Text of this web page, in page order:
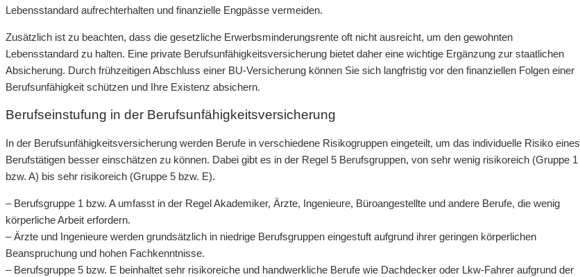
Lebensstandard aufrechterhalten und finanzielle Engpässe vermeiden.
Zusätzlich ist zu beachten, dass die gesetzliche Erwerbsminderungsrente oft nicht ausreicht, um den gewohnten
Lebensstandard zu halten. Eine private Berufsunfähigkeitsversicherung bietet daher eine wichtige Ergänzung zur staatlichen
Absicherung. Durch frühzeitigen Abschluss einer BU-Versicherung können Sie sich langfristig vor den finanziellen Folgen einer
Berufsunfähigkeit schützen und Ihre Existenz absichern.
Berufseinstufung in der Berufsunfähigkeitsversicherung
In der Berufsunfähigkeitsversicherung werden Berufe in verschiedene Risikogruppen eingeteilt, um das individuelle Risiko eines
Berufstätigen besser einschätzen zu können. Dabei gibt es in der Regel 5 Berufsgruppen, von sehr wenig risikoreich (Gruppe 1
bzw. A) bis sehr risikoreich (Gruppe 5 bzw. E).
– Berufsgruppe 1 bzw. A umfasst in der Regel Akademiker, Ärzte, Ingenieure, Büroangestellte und andere Berufe, die wenig
körperliche Arbeit erfordern.
– Ärzte und Ingenieure werden grundsätzlich in niedrige Berufsgruppen eingestuft aufgrund ihrer geringen körperlichen
Beanspruchung und hohen Fachkenntnisse.
– Berufsgruppe 5 bzw. E beinhaltet sehr risikoreiche und handwerkliche Berufe wie Dachdecker oder Lkw-Fahrer aufgrund der